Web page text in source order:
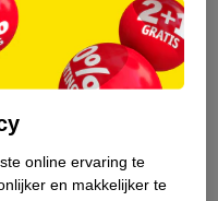
online ervaring te
en makkelijker te